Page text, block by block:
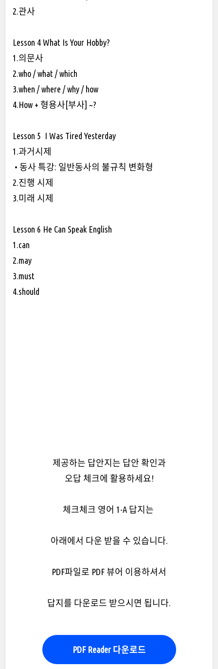
2.관사
Lesson 4 What Is Your Hobby?
1.의문사
2.who / what / which
3.when / where / why / how
4.How + 형용사[부사] ~?
Lesson 5 I Was Tired Yesterday
1.과거시제
• 동사 특강: 일반동사의 불규칙 변화형
2.진행 시제
3.미래 시제
Lesson 6 He Can Speak English
1.can
2.may
3.must
4.should
제공하는 답안지는 답안 확인과
오답 체크에 활용하세요!
체크체크 영어 1-A 답지는
아래에서 다운 받을 수 있습니다.
PDF파일로 PDF 뷰어 이용하셔서
답지를 다운로드 받으시면 됩니다.
PDF Reader 다운로드